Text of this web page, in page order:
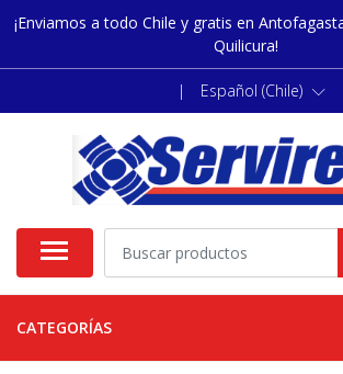
¡Enviamos a todo Chile y gratis en
Quilicura!
| Español (Chile)
CATEGORÍAS